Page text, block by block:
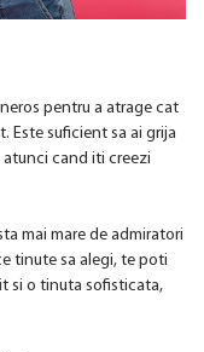
pentru a atrage cat
Este suficient sa ai grija
atunci cand iti creezi
mai mare de admiratori
tinute sa alegi, te poti
si o tinuta sofisticata,